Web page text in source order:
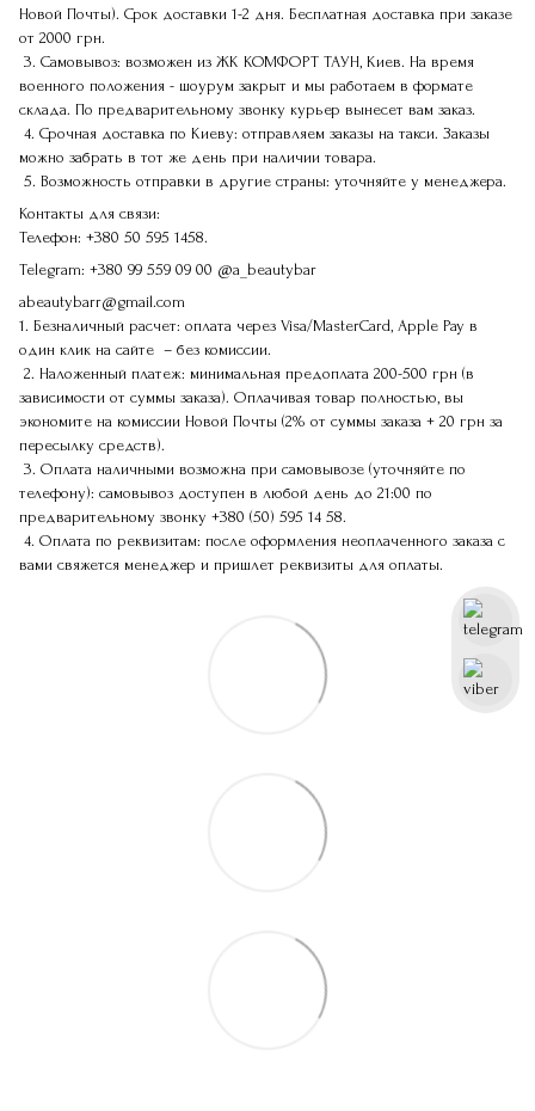
Новой Почты). Срок доставки 1-2 дня. Бесплатная доставка при заказе
от 2000 грн.
3. Самовывоз: возможен из ЖК КОМФОРТ ТАУН, Киев. На время
военного положения - шоурум закрыт и мы работаем в формате
склада. По предварительному звонку курьер вынесет вам заказ.
4. Срочная доставка по Киеву: отправляем заказы на такси. Заказы
можно забрать в тот же день при наличии товара.
5. Возможность отправки в другие страны: уточняйте у менеджера.
Контакты для связи:
Телефон: +380 50 595 1458.
Telegram: +380 99 559 09 00 @a_beautybar
abeautybarr@gmail.com
1. Безналичный расчет: оплата через Visa/MasterCard, Apple Pay в
один клик на сайте – без комиссии.
2. Наложенный платеж: минимальная предоплата 200-500 грн (в
зависимости от суммы заказа). Оплачивая товар полностью, вы
экономите на комиссии Новой Почты (2% от суммы заказа + 20 грн за
пересылку средств).
3. Оплата наличными возможна при самовывозе (уточняйте по
телефону): самовывоз доступен в любой день до 21:00 по
предварительному звонку +380 (50) 595 14 58.
4. Оплата по реквизитам: после оформления неоплаченного заказа с
вами свяжется менеджер и пришлет реквизиты для оплаты.